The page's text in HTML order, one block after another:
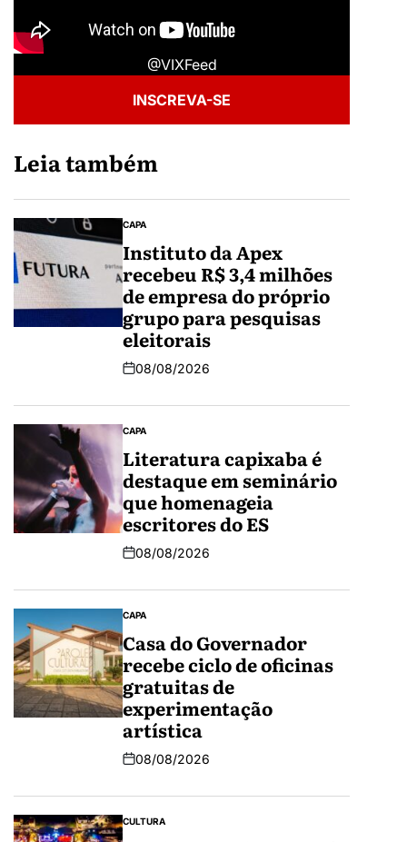
@VIXFeed
INSCREVA-SE
Leia também
CAPA
Instituto da Apex
recebeu R$ 3,4 milhões
de empresa do próprio
grupo para pesquisas
eleitorais
08/08/2026
CAPA
Literatura capixaba é
destaque em seminário
que homenageia
escritores do ES
08/08/2026
CAPA
Casa do Governador
recebe ciclo de oficinas
gratuitas de
experimentação
artística
08/08/2026
CULTURA